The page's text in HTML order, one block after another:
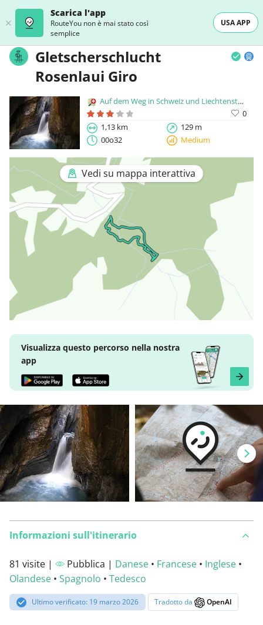
Scarica l'app
RouteYou non è mai stato così
semplice
USA APP
Gletscherschlucht
Rosenlaui Giro
Auf dem Weg in Schweiz und Liechtenstein
0
1,13 km
129 m
00o32
Medium
Vedi su mappa interattiva
Visualizza questo percorso nella nostra
app
Informazioni sull'itinerario
81 visite | Pubblica | Danese • Francese • Inglese •
Olandese • Spagnolo • Tedesco
Ultimo verificato: 19 marzo 2026 Tradotto da OpenAI